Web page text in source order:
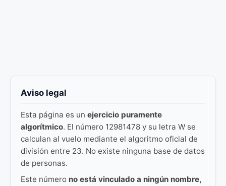
Aviso legal
Esta página es un ejercicio puramente
algorítmico. El número 12981478 y su letra W se
calculan al vuelo mediante el algoritmo oficial de
división entre 23. No existe ninguna base de datos
de personas.
Este número no está vinculado a ningún nombre,